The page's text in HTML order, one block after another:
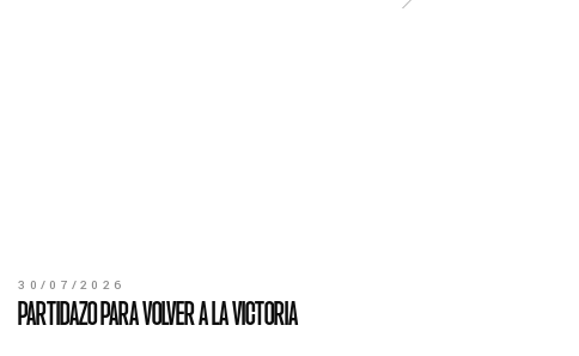
30/07/2026
PARTIDAZO PARA VOLVER A LA VICTORIA